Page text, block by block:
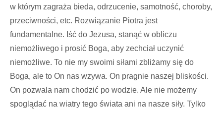
w którym zagraża bieda, odrzucenie, samotność, choroby,
przeciwności, etc. Rozwiązanie Piotra jest
fundamentalne. Iść do Jezusa, stanąć w obliczu
niemożliwego i prosić Boga, aby zechciał uczynić
niemożliwe. To nie my swoimi siłami zbliżamy się do
Boga, ale to On nas wzywa. On pragnie naszej bliskości.
On pozwala nam chodzić po wodzie. Ale nie możemy
spoglądać na wiatry tego świata ani na nasze siły. Tylko